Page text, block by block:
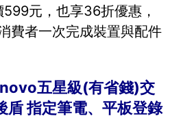
元，也享36折優惠，
費者一次完成裝置與配件
五星級(有省錢)交
盾 指定筆電、平板登錄